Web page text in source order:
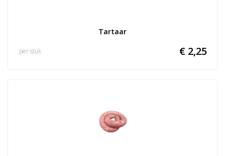
Tartaar
€ 2,25
per stuk